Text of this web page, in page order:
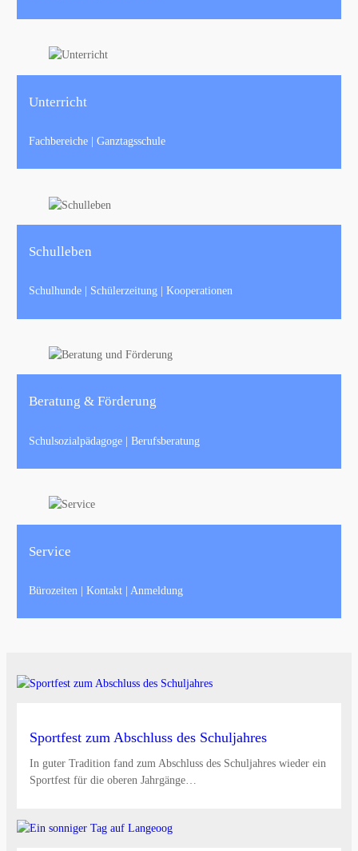
Unterricht
Fachbereiche | Ganztagsschule
Schulleben
Schulhunde | Schülerzeitung | Kooperationen
Beratung & Förderung
Schulsozialpädagoge | Berufsberatung
Service
Bürozeiten | Kontakt | Anmeldung
Sportfest zum Abschluss des Schuljahres
In guter Tradition fand zum Abschluss des Schuljahres wieder ein
Sportfest für die oberen Jahrgänge…